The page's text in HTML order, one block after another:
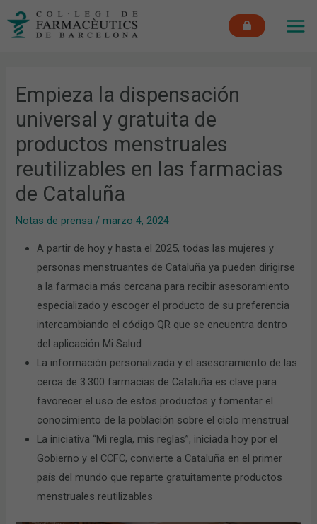
Empieza la dispensación
universal y gratuita de
productos menstruales
reutilizables en las farmacias
de Cataluña
Notas de prensa /marzo 4, 2024
A partir de hoy y hasta el 2025, todas las mujeres y
personas menstruantes de Cataluña ya pueden dirigirse
a la farmacia más cercana para recibir asesoramiento
especializado y escoger el producto de su preferencia
intercambiando el código QR que se encuentra dentro
del aplicación Mi Salud
La información personalizada y el asesoramiento de las
cerca de 3.300 farmacias de Cataluña es clave para
favorecer el uso de estos productos y fomentar el
conocimiento de la población sobre el ciclo menstrual
La iniciativa “Mi regla, mis reglas”, iniciada hoy por el
Gobierno y el CCFC, convierte a Cataluña en el primer
país del mundo que reparte gratuitamente productos
menstruales reutilizables